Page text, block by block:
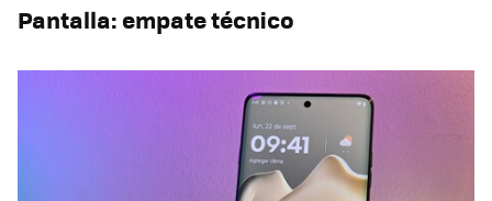
Pantalla: empate técnico